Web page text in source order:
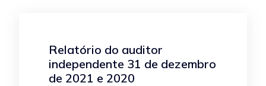
Relatório do auditor
independente 31 de dezembro
de 2021 e 2020